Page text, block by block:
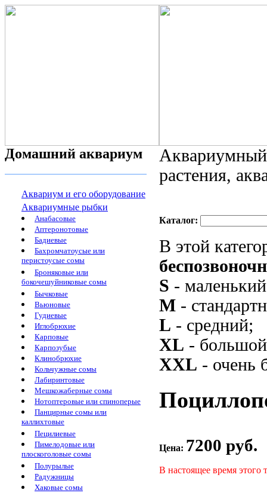
Домашний аквариум
Аквариум и его оборудование
Аквариумные рыбки
Анабасовые
Аптеронотовые
Бадиевые
Бахромчатоусые или
перистоусые сомы
Броняковые или
бокочешуйниковые сомы
Бычковые
Вьюновые
Гудиевые
Иглобрюхие
Карповые
Карпозубые
Клинобрюхие
Кольчужные сомы
Лабиринтовые
Мешкожаберные сомы
Нотоптеровые или спиноперые
Панцирные сомы или
каллихтовые
Пецилиевые
Пимелодовые или
плоскоголовые сомы
Полурылые
Радужницы
Хаковые сомы
растения,
Каталог:
В этой
S -
M -
L - средний;
XL -
XXL - очень
Цена: 7200 руб.
В настоящее время этого